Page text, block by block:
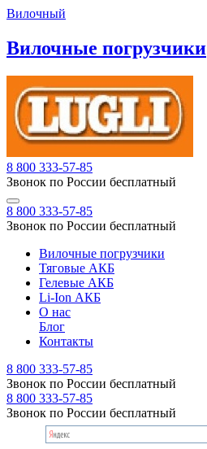
Вилочный
Вилочные погрузчики
8 800 333-57-85
Звонок по России бесплатный
8 800 333-57-85
Звонок по России бесплатный
Вилочные погрузчики
Тяговые АКБ
Гелевые АКБ
Li-Ion АКБ
О нас
Блог
Контакты
8 800 333-57-85
Звонок по России бесплатный
8 800 333-57-85
Звонок по России бесплатный